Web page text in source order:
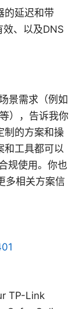
的延迟和带
、以及DNS
景需求（例如
），告诉我你
制的方案和操
和工具都可以
规使用。你也
多相关方案信
TP-Link